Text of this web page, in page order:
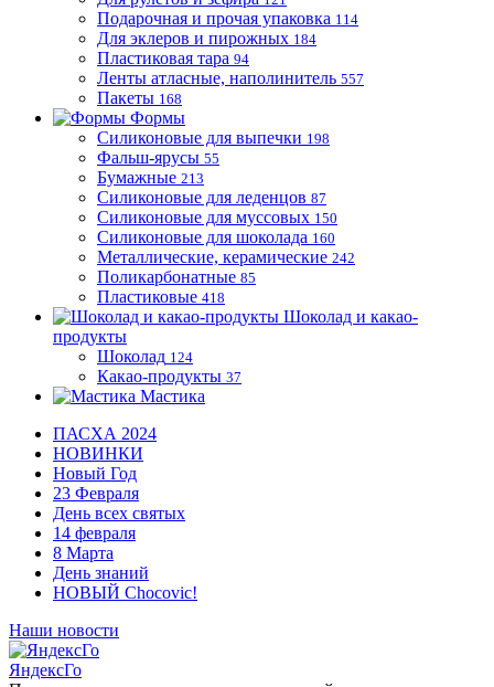
Подарочная и прочая упаковка 114
Для эклеров и пирожных 184
Пластиковая тара 94
Ленты атласные, наполинитель 557
Пакеты 168
Формы
Силиконовые для выпечки 198
Фальш-ярусы 55
Бумажные 213
Силиконовые для леденцов 87
Силиконовые для муссовых 150
Силиконовые для шоколада 160
Металлические, керамические 242
Поликарбонатные 85
Пластиковые 418
Шоколад и какао-
продукты
Шоколад 124
Какао-продукты 37
Мастика
ПАСХА 2024
НОВИНКИ
Новый Год
23 Февраля
День всех святых
14 февраля
8 Марта
День знаний
НОВЫЙ Chocovic!
Наши новости
ЯндексГо